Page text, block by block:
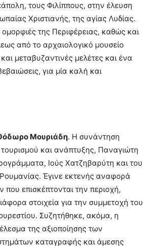
τους Φιλίππους, στην έλευση
Χριστιανής, της αγίας Λυδίας.
της Περιφέρειας, καθώς και
από το αρχαιολογικό μουσείο
μεταβυζαντινές μελέτες και ένα
για μία καλή και
Μουριάδη. Η συνάντηση
και ανάπτυξης, Παναγιώτη
Ιούς Χατζηβαρύτη και του
Έγινε εκτενής αναφορά
επισκέπτονται την περιοχή,
στοιχεία για την συμμετοχή του
Συζητήθηκε, ακόμα, η
της αξιοποίησης των
καταγραφής και άμεσης